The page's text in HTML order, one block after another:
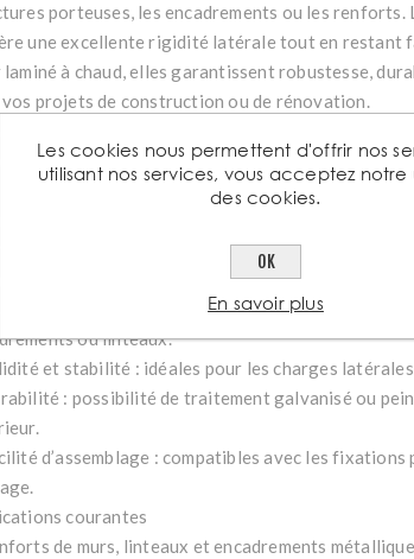
porteuses, les encadrements ou les
une excellente rigidité latérale tout en restant
laminé à chaud, elles garantissent robustesse,
projets de construction ou de rénovation.
des poutrelles UPN
en “U” symétrique, offrant une bonne
laminé à chaud certifié (S235 ou S275).
standards de 3 à 12 mètres, avec découpe
possibles : brut, peint ou galvanisé, selon
des poutrelles UPN
polyvalence : s’intègrent aussi bien dans des
ou linteaux.
et stabilité : idéales pour les charges
: possibilité de traitement galvanisé ou
d’assemblage : compatibles avec les fixations
courantes
de murs, linteaux et encadrements
Les cookies nous permettent d'offrir nos
utilisant nos services, vous acceptez notre
des cookies.
OK
En savoir plus